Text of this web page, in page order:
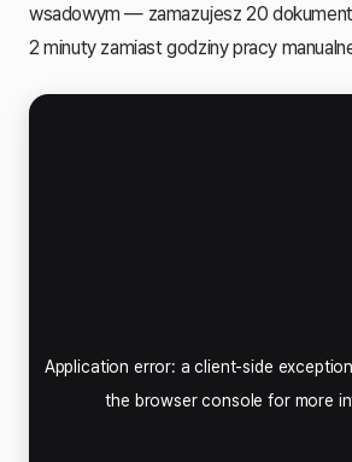
wsadowym — zamazujesz 20
2 minuty zamiast godziny pracy